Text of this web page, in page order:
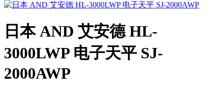
日本 AND 艾安德 HL-
3000LWP 电子天平 SJ-
2000AWP